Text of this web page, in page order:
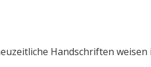
Handschriften